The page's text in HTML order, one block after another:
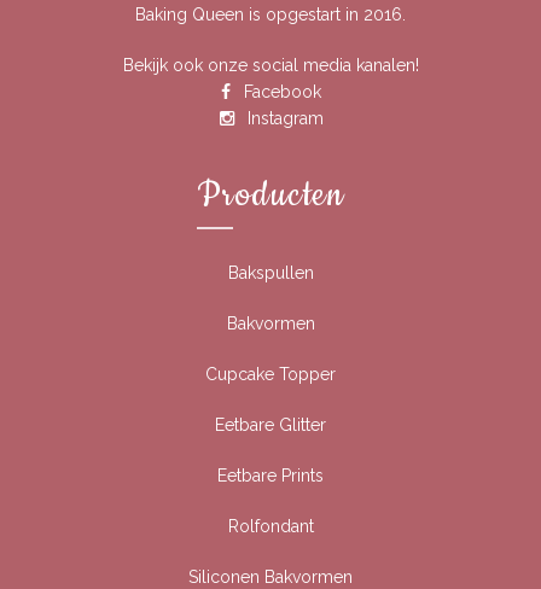
Baking Queen is opgestart in 2016.
Bekijk ook onze social media kanalen!
Facebook
Instagram
Producten
Bakspullen
Bakvormen
Cupcake Topper
Eetbare Glitter
Eetbare Prints
Rolfondant
Siliconen Bakvormen